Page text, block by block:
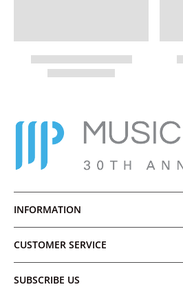
INFORMATION
CUSTOMER SERVICE
SUBSCRIBE US